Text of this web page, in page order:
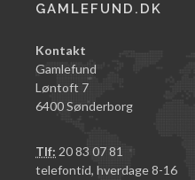
GAMLEFUND.DK
Kontakt
Gamlefund
Løntoft 7
6400 Sønderborg
Tlf: 20 83 07 81
telefontid, hverdage 8-16